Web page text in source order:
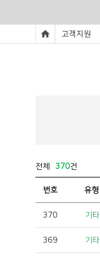
고객지원
전체 370건
번호 유형
370 기타
369 기타